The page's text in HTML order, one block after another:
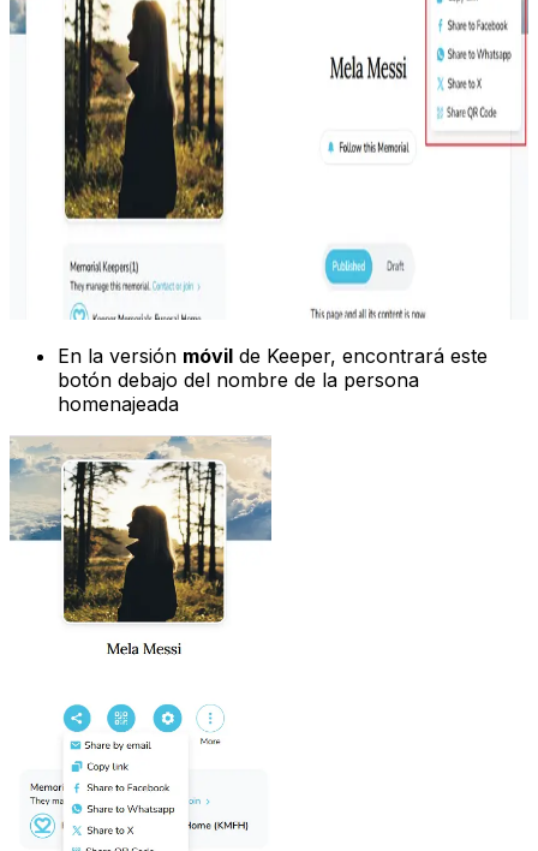
En la versión móvil de Keeper, encontrará este
botón debajo del nombre de la persona
homenajeada